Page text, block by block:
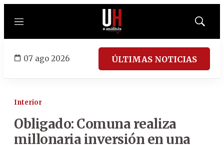
Menú
Mostrar
07 ago 2026 ÚLTIMAS NOTICIAS
Interior
Obligado: Comuna realiza
millonaria inversión en una